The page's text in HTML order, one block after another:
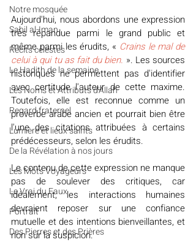
Notre mosquée
Sabil al-Iman
Récits célestes
Le Hadith de la semaine
Les Noms et Attributs d'Allah
Regard fraternel
Lumière et lieux saints
De la Révélation à nos jours
Les Mots Voyageurs
Le Vrai du Faux
Portrait
Des Pierres et des Prières
Aujourd'hui, nous abordons une expression
très répandue parmi le grand public et
même parmi les érudits, « Crains le mal de
celui à qui tu as fait du bien. ». Les sources
historiques ne permettent pas d'identifier
avec certitude l'auteur de cette maxime.
Toutefois, elle est reconnue comme un
proverbe arabe ancien et pourrait bien être
l'une des citations attribuées à certains
prédécesseurs, selon les érudits.
Le contenu de cette expression ne manque
pas de soulever des critiques, car
idéalement, les interactions humaines
devraient reposer sur une confiance
mutuelle et des intentions bienveillantes, et
non sur la suspicion.